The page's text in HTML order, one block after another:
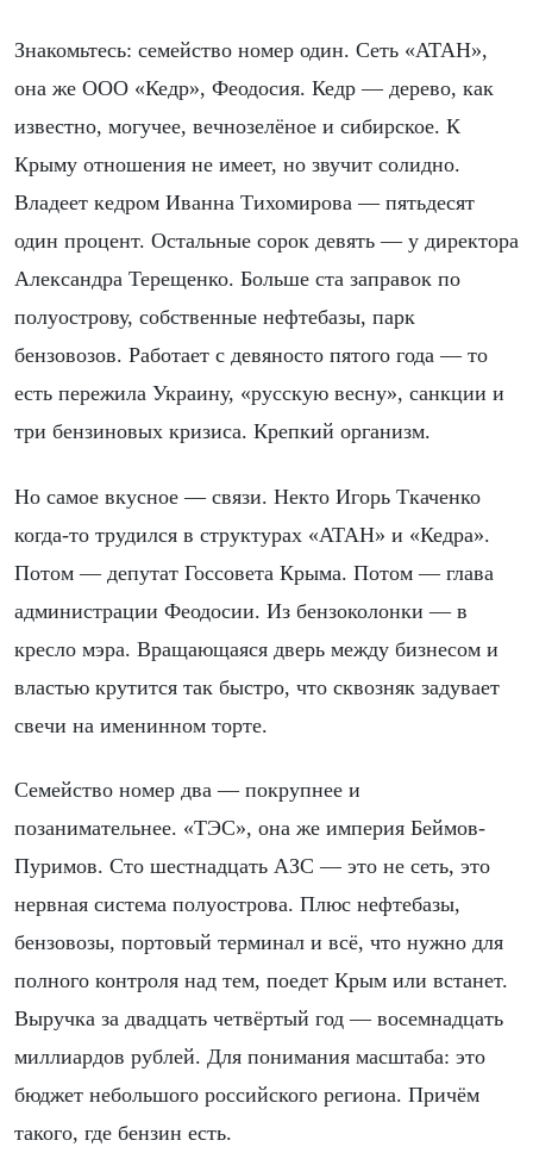
Знакомьтесь: семейство номер один. Сеть «АТАН»,
она же ООО «Кедр», Феодосия. Кедр — дерево, как
известно, могучее, вечнозелёное и сибирское. К
Крыму отношения не имеет, но звучит солидно.
Владеет кедром Иванна Тихомирова — пятьдесят
один процент. Остальные сорок девять — у директора
Александра Терещенко. Больше ста заправок по
полуострову, собственные нефтебазы, парк
бензовозов. Работает с девяносто пятого года — то
есть пережила Украину, «русскую весну», санкции и
три бензиновых кризиса. Крепкий организм.
Но самое вкусное — связи. Некто Игорь Ткаченко
когда-то трудился в структурах «АТАН» и «Кедра».
Потом — депутат Госсовета Крыма. Потом — глава
администрации Феодосии. Из бензоколонки — в
кресло мэра. Вращающаяся дверь между бизнесом и
властью крутится так быстро, что сквозняк задувает
свечи на именинном торте.
Семейство номер два — покрупнее и
позанимательнее. «ТЭС», она же империя Беймов-
Пуримов. Сто шестнадцать АЗС — это не сеть, это
нервная система полуострова. Плюс нефтебазы,
бензовозы, портовый терминал и всё, что нужно для
полного контроля над тем, поедет Крым или встанет.
Выручка за двадцать четвёртый год — восемнадцать
миллиардов рублей. Для понимания масштаба: это
бюджет небольшого российского региона. Причём
такого, где бензин есть.